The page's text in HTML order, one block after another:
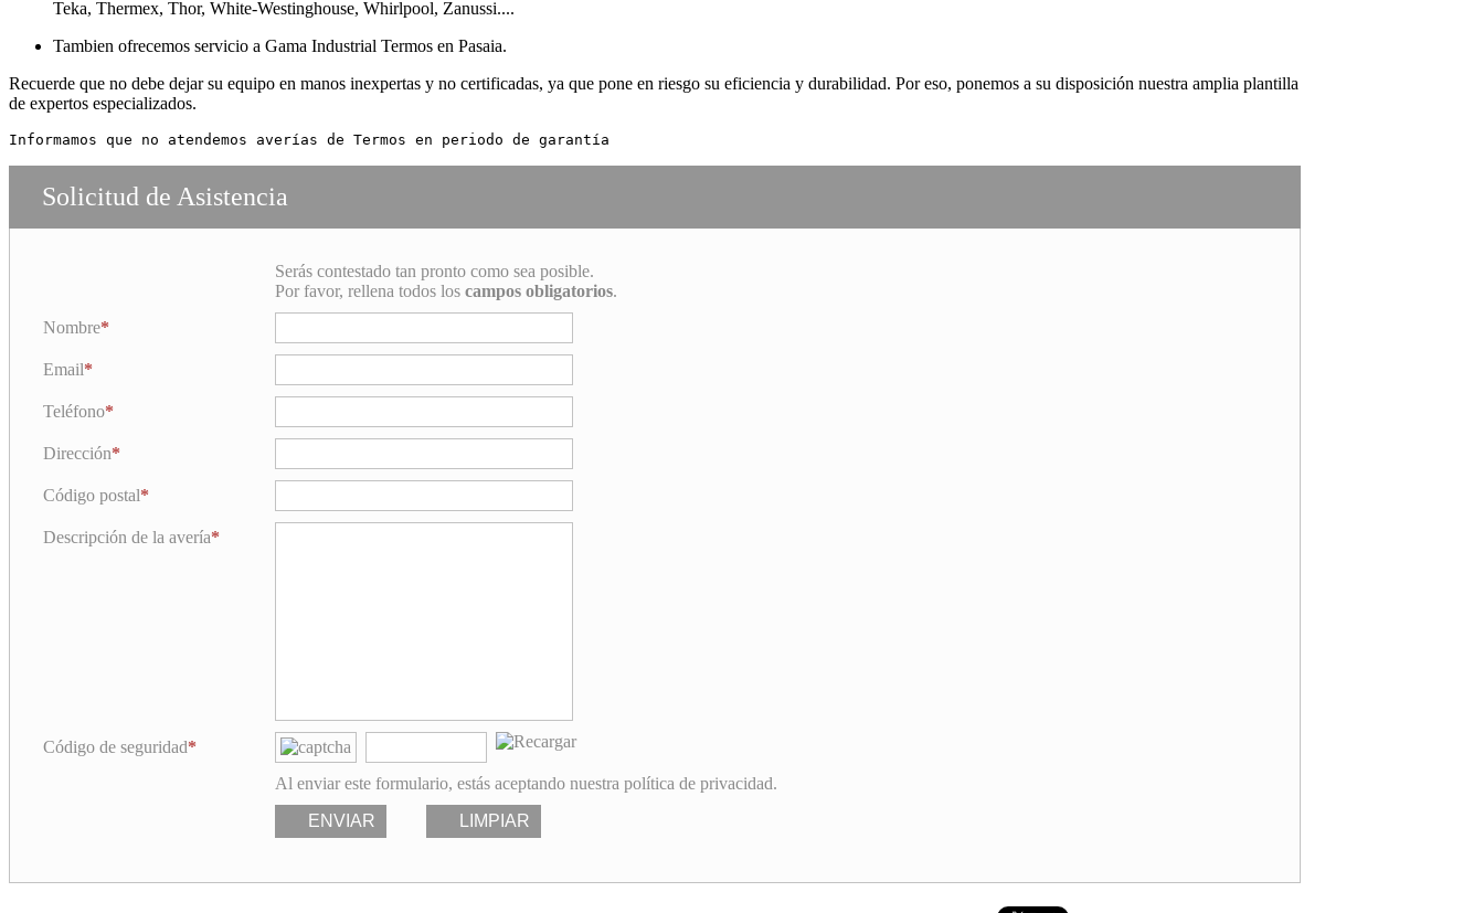
Teka, Thermex, Thor, White-Westinghouse, Whirlpool, Zanussi....
Tambien ofrecemos servicio a Gama Industrial Termos en Pasaia.
Recuerde que no debe dejar su equipo en manos inexpertas y no certificadas, ya que pone en riesgo su eficiencia y durabilidad. Por eso, ponemos a su disposición nuestra amplia plantilla
de expertos especializados.
Informamos que no atendemos averías de Termos en periodo de garantía
Solicitud de Asistencia
Serás contestado tan pronto como sea posible.
Por favor, rellena todos los campos obligatorios.
Nombre
Email
Teléfono
Dirección
Código postal
Descripción de la avería
Código de seguridad
Al enviar este formulario, estás aceptando nuestra política de privacidad.
ENVIAR
LIMPIAR